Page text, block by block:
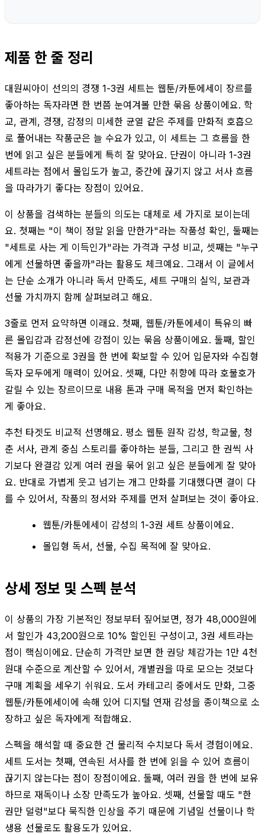
제품 한 줄 정리
대원씨아이 선의의 경쟁 1-3권 세트는 웹툰/카툰에세이 장르를
좋아하는 독자라면 한 번쯤 눈여겨볼 만한 묶음 상품이에요. 학
교, 관계, 경쟁, 감정의 미세한 균열 같은 주제를 만화적 호흡으
로 풀어내는 작품군은 늘 수요가 있고, 이 세트는 그 흐름을 한
번에 읽고 싶은 분들에게 특히 잘 맞아요. 단권이 아니라 1-3권
세트라는 점에서 몰입도가 높고, 중간에 끊기지 않고 서사 흐름
을 따라가기 좋다는 장점이 있어요.
이 상품을 검색하는 분들의 의도는 대체로 세 가지로 보이는데
요. 첫째는 "이 책이 정말 읽을 만한가"라는 작품성 확인, 둘째는
"세트로 사는 게 이득인가"라는 가격과 구성 비교, 셋째는 "누구
에게 선물하면 좋을까"라는 활용도 체크예요. 그래서 이 글에서
는 단순 소개가 아니라 독서 만족도, 세트 구매의 실익, 보관과
선물 가치까지 함께 살펴보려고 해요.
3줄로 먼저 요약하면 이래요. 첫째, 웹툰/카툰에세이 특유의 빠
른 몰입감과 감정선에 강점이 있는 묶음 상품이에요. 둘째, 할인
적용가 기준으로 3권을 한 번에 확보할 수 있어 입문자와 수집형
독자 모두에게 매력이 있어요. 셋째, 다만 취향에 따라 호불호가
갈릴 수 있는 장르이므로 내용 톤과 구매 목적을 먼저 확인하는
게 좋아요.
추천 타겟도 비교적 선명해요. 평소 웹툰 원작 감성, 학교물, 청
춘 서사, 관계 중심 스토리를 좋아하는 분들, 그리고 한 권씩 사
기보다 완결감 있게 여러 권을 묶어 읽고 싶은 분들에게 잘 맞아
요. 반대로 가볍게 웃고 넘기는 개그 만화를 기대했다면 결이 다
를 수 있어서, 작품의 정서와 주제를 먼저 살펴보는 것이 좋아요.
웹툰/카툰에세이 감성의 1-3권 세트 상품이에요.
몰입형 독서, 선물, 수집 목적에 잘 맞아요.
상세 정보 및 스펙 분석
이 상품의 가장 기본적인 정보부터 짚어보면, 정가 48,000원에
서 할인가 43,200원으로 10% 할인된 구성이고, 3권 세트라는
점이 핵심이에요. 단순히 가격만 보면 한 권당 체감가는 1만 4천
원대 수준으로 계산할 수 있어서, 개별권을 따로 모으는 것보다
구매 계획을 세우기 쉬워요. 도서 카테고리 중에서도 만화, 그중
웹툰/카툰에세이에 속해 있어 디지털 연재 감성을 종이책으로 소
장하고 싶은 독자에게 적합해요.
스펙을 해석할 때 중요한 건 물리적 수치보다 독서 경험이에요.
세트 도서는 첫째, 연속된 서사를 한 번에 읽을 수 있어 흐름이
끊기지 않는다는 점이 장점이에요. 둘째, 여러 권을 한 번에 보유
하므로 재독이나 소장 만족도가 높아요. 셋째, 선물할 때도 "한
권만 덜렁"보다 묵직한 인상을 주기 때문에 기념일 선물이나 학
생용 선물로도 활용도가 있어요.